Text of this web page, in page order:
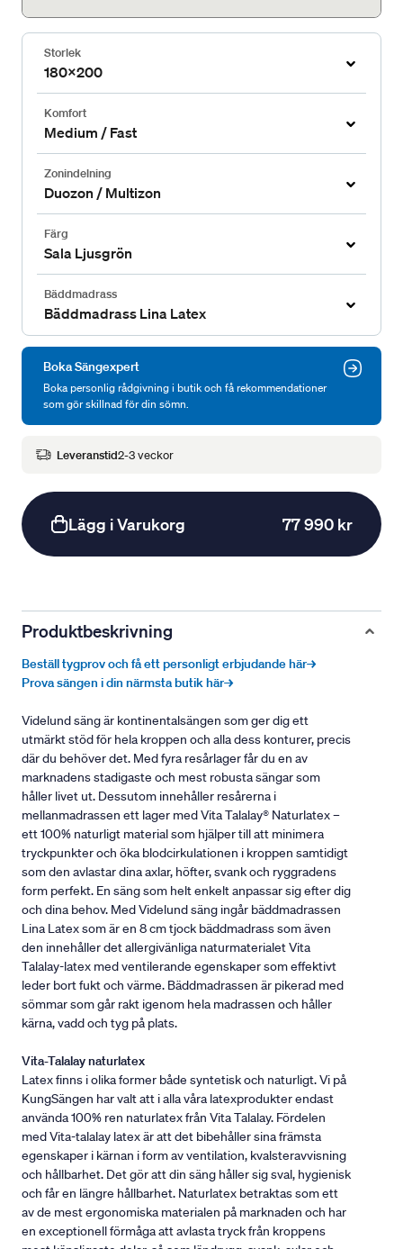
Storlek
180x200
Komfort
Medium / Fast
Zonindelning
Duozon / Multizon
Färg
Sala Ljusgrön
Bäddmadrass
Bäddmadrass Lina Latex
Boka Sängexpert
Boka personlig rådgivning i butik och få rekommendationer
som gör skillnad för din sömn.
Leveranstid2-3 veckor
Lägg i Varukorg 77 990 kr
Produktbeskrivning
Beställ tygprov och få ett personligt erbjudande här→
Prova sängen i din närmsta butik här→
Videlund säng är kontinentalsängen som ger dig ett
utmärkt stöd för hela kroppen och alla dess konturer, precis
där du behöver det. Med fyra resårlager får du en av
marknadens stadigaste och mest robusta sängar som
håller livet ut. Dessutom innehåller resårerna i
mellanmadrassen ett lager med Vita Talalay® Naturlatex –
ett 100% naturligt material som hjälper till att minimera
tryckpunkter och öka blodcirkulationen i kroppen samtidigt
som den avlastar dina axlar, höfter, svank och ryggradens
form perfekt. En säng som helt enkelt anpassar sig efter dig
och dina behov. Med Videlund säng ingår bäddmadrassen
Lina Latex som är en 8 cm tjock bäddmadrass som även
den innehåller det allergivänliga naturmaterialet Vita
Talalay-latex med ventilerande egenskaper som effektivt
leder bort fukt och värme. Bäddmadrassen är pikerad med
sömmar som går rakt igenom hela madrassen och håller
kärna, vadd och tyg på plats.
Vita-Talalay naturlatex
Latex finns i olika former både syntetisk och naturligt. Vi på
KungSängen har valt att i alla våra latexprodukter endast
använda 100% ren naturlatex från Vita Talalay. Fördelen
med Vita-talalay latex är att det bibehåller sina främsta
egenskaper i kärnan i form av ventilation, kvalsteravvisning
och hållbarhet. Det gör att din säng håller sig sval, hygienisk
och får en längre hållbarhet. Naturlatex betraktas som ett
av de mest ergonomiska materialen på marknaden och har
en exceptionell förmåga att avlasta tryck från kroppens